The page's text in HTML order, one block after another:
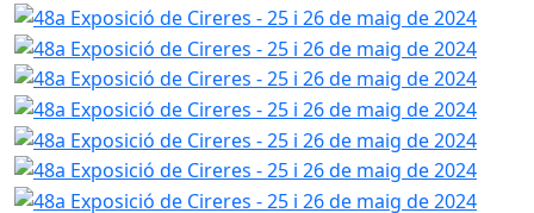
48a
48a
48a
48a
48a
48a
48a